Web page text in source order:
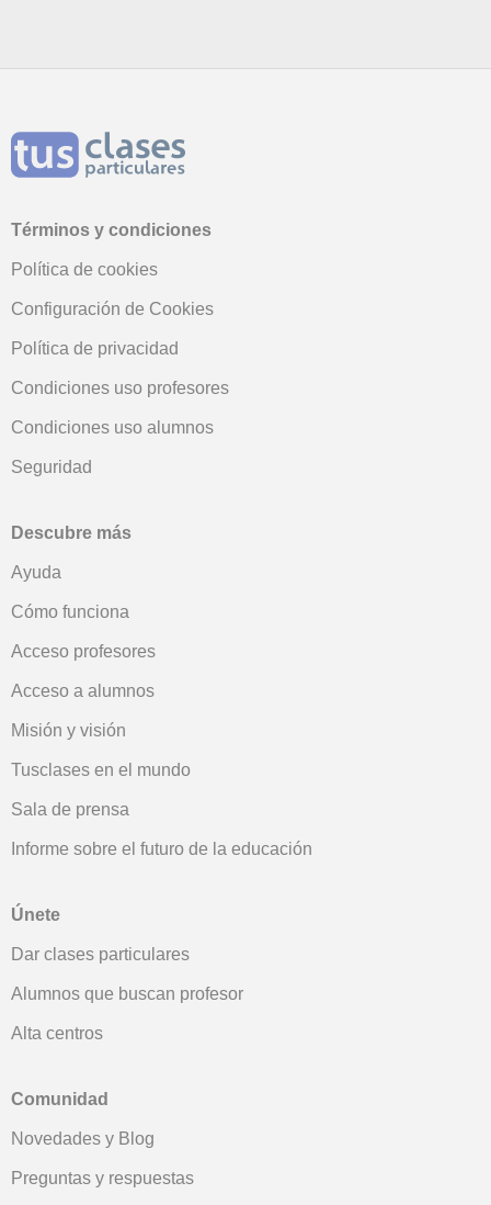
Términos y condiciones
Política de cookies
Configuración de Cookies
Política de privacidad
Condiciones uso profesores
Condiciones uso alumnos
Seguridad
Descubre más
Ayuda
Cómo funciona
Acceso profesores
Acceso a alumnos
Misión y visión
Tusclases en el mundo
Sala de prensa
Informe sobre el futuro de la educación
Únete
Dar clases particulares
Alumnos que buscan profesor
Alta centros
Comunidad
Novedades y Blog
Preguntas y respuestas